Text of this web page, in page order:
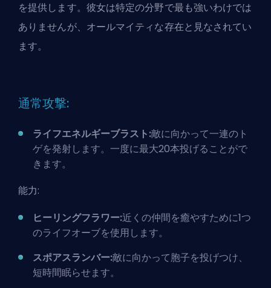
を提供します。彼女は特定の分野で最も強いわけでは
ありませんが、オールマイティな存在と見なされてい
ます。
通常攻撃:
ライフエネルギーブラスト:敵に向かって一連のト
ゲを発射します。一度に最大20本投げることがで
きます。
能力:
ヒーリングフラワー:近くの仲間を癒やすために1つ
のライフオーブを使用します。
スポアスランバー:敵に向かって胞子を投げつけ、
短時間眠らせます。